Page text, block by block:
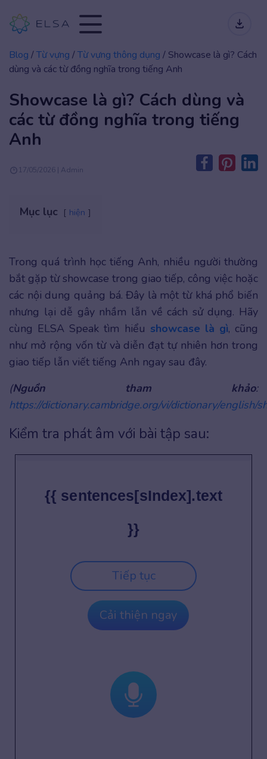
Blog /Từ vựng /Từ vựng thông dụng / Showcase là gì? Cách
dùng và các từ đồng nghĩa trong tiếng Anh
Showcase là gì? Cách dùng và
các từ đồng nghĩa trong tiếng
Anh
17/05/2026 | Admin
Mục lục hiện
Trong quá trình học tiếng Anh, nhiều người thường
bắt gặp từ showcase trong giao tiếp, công việc hoặc
các nội dung quảng bá. Đây là một từ khá phổ biến
nhưng lại dễ gây nhầm lẫn về cách sử dụng. Hãy
cùng ELSA Speak tìm hiểu showcase là gì, cũng
như mở rộng vốn từ và diễn đạt tự nhiên hơn trong
giao tiếp lẫn viết tiếng Anh ngay sau đây.
(Nguồn tham khảo:
https://dictionary.cambridge.org/vi/dictionary/english/
Kiểm tra phát âm với bài tập sau:
{{ sentences[sIndex].text
}}
Tiếp tục
Cải thiện ngay